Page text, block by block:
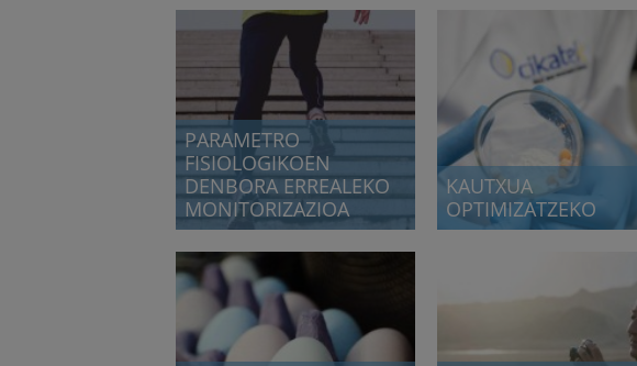
PARAMETRO
FISIOLOGIKOEN
DENBORA ERREALEKO
MONITORIZAZIOA
Parametro fisiologiko batzuen
laktatoak eta abar), azalarekin
kontaktuan dagoen gailu baten
bidez.
KAUTXUA
OPTIMIZATZEKO
Automotive & Aerospace